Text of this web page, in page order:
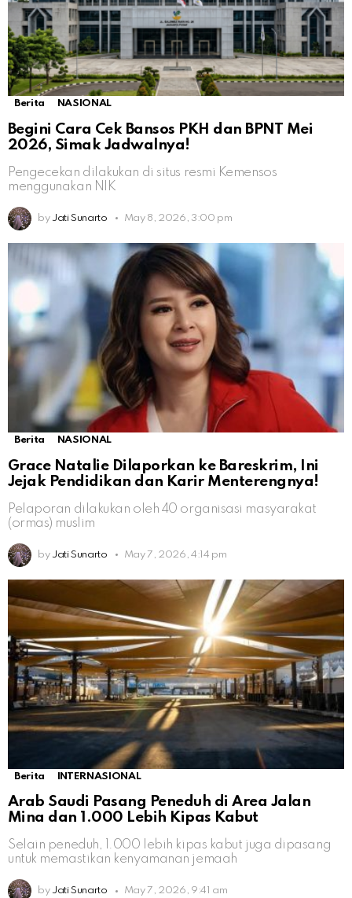
Berita NASIONAL
Begini Cara Cek Bansos PKH dan BPNT Mei
2026, Simak Jadwalnya!
Pengecekan dilakukan di situs resmi Kemensos
menggunakan NIK
by Jati Sunarto May 8, 2026, 3:00 pm
Berita NASIONAL
Grace Natalie Dilaporkan ke Bareskrim, Ini
Jejak Pendidikan dan Karir Menterengnya!
Pelaporan dilakukan oleh 40 organisasi masyarakat
(ormas) muslim
by Jati Sunarto May 7, 2026, 4:14 pm
Berita INTERNASIONAL
Arab Saudi Pasang Peneduh di Area Jalan
Mina dan 1.000 Lebih Kipas Kabut
Selain peneduh, 1.000 lebih kipas kabut juga dipasang
untuk memastikan kenyamanan jemaah
by Jati Sunarto May 7, 2026, 9:41 am